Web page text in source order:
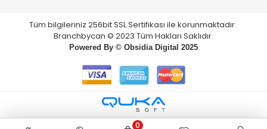
Tüm bilgileriniz 256bit SSL Sertifikası ile korunmaktadır.
Branchbycan © 2023 Tüm Hakları Saklıdır.
Powered By © Obsidia Digital 2025
0